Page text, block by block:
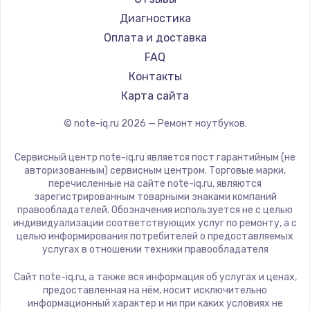
Ремонт ноутбуков Teclast
Ремонт ноутбуков CHUWI
Ремонт ноутбуков Colorful
Getac
Epson
Philips
LG
Panasonic
ZTE
Hiper
Evga
Google
Echips
Predator
iru
Диагностика
Оплата и доставка
FAQ
Контакты
Карта сайта
© note-iq.ru 2026 — Ремонт ноутбуков.
Сервисный центр note-iq.ru является пост гарантийным (не
авторизованным) сервисным центром. Торговые марки,
перечисленные на сайте note-iq.ru, являются
зарегистрированным товарными знаками компаний
правообладателей. Обозначения используется не с целью
индивидуализации соответствующих услуг по ремонту, а с
целью информирования потребителей о предоставляемых
услугах в отношении техники правообладателя
Сайт note-iq.ru, а также вся информация об услугах и ценах,
предоставленная на нём, носит исключительно
информационный характер и ни при каких условиях не